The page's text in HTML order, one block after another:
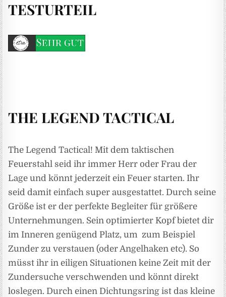
TESTURTEIL
THE LEGEND TACTICAL
The Legend Tactical! Mit dem taktischen
Feuerstahl seid ihr immer Herr oder Frau der
Lage und könnt jederzeit ein Feuer starten. Ihr
seid damit einfach super ausgestattet. Durch seine
Größe ist er der perfekte Begleiter für größere
Unternehmungen. Sein optimierter Kopf bietet dir
im Inneren genügend Platz, um zum Beispiel
Zunder zu verstauen (oder Angelhaken etc). So
müsst ihr in eiligen Situationen keine Zeit mit der
Zundersuche verschwenden und könnt direkt
loslegen. Durch einen Dichtungsring ist das kleine